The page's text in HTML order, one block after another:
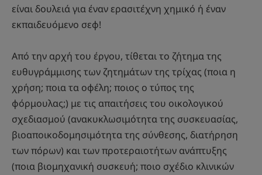
είναι δουλειά για έναν ερασιτέχνη χημικό ή έναν
εκπαιδευόμενο σεφ!
Από την αρχή του έργου, τίθεται το ζήτημα της
ευθυγράμμισης των ζητημάτων της τρίχας (ποια η
χρήση; ποια τα οφέλη; ποιος ο τύπος της
φόρμουλας;) με τις απαιτήσεις του οικολογικού
σχεδιασμού (ανακυκλωσιμότητα της συσκευασίας,
βιοαποικοδομησιμότητα της σύνθεσης, διατήρηση
των πόρων) και των προτεραιοτήτων ανάπτυξης
(ποια βιομηχανική συσκευή; ποιο σχέδιο κλινικών